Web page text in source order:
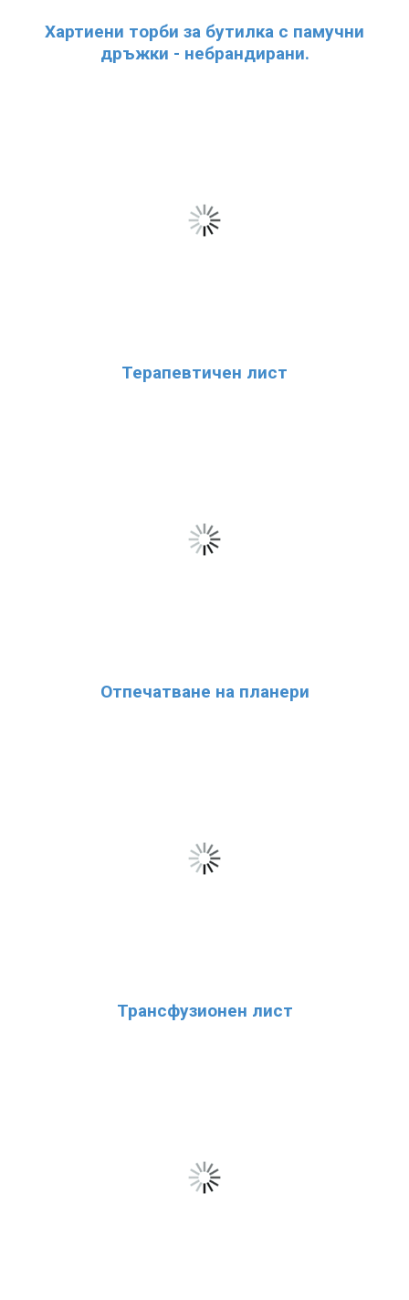
Хартиени торби за бутилка с памучни
дръжки - небрандирани.
Терапевтичен лист
Отпечатване на планери
Трансфузионен лист